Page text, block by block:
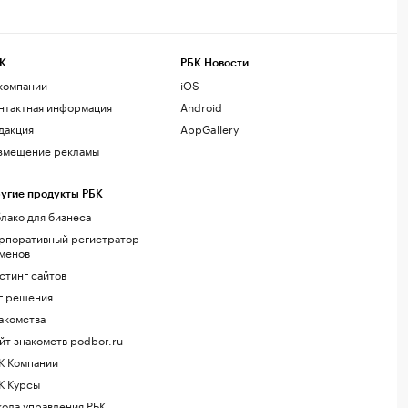
информация
рекламы
продукты РБК
для бизнеса
регистратор
сайтов
знакомств podbor.ru
Компании
Курсы
РБК Новости
iOS
Android
AppGallery